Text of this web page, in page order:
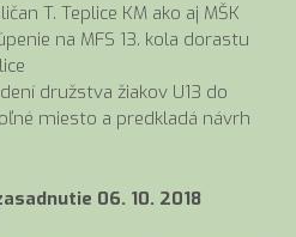
T. Teplice KM ako aj MŠK
na MFS 13. kola dorastu
družstva žiakov U13 do
miesto a predkladá návrh
06. 10. 2018